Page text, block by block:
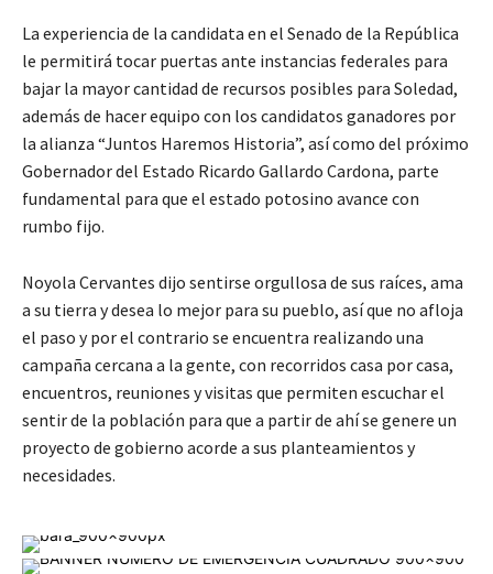
La experiencia de la candidata en el Senado de la República
le permitirá tocar puertas ante instancias federales para
bajar la mayor cantidad de recursos posibles para Soledad,
además de hacer equipo con los candidatos ganadores por
la alianza “Juntos Haremos Historia”, así como del próximo
Gobernador del Estado Ricardo Gallardo Cardona, parte
fundamental para que el estado potosino avance con
rumbo fijo.
Noyola Cervantes dijo sentirse orgullosa de sus raíces, ama
a su tierra y desea lo mejor para su pueblo, así que no afloja
el paso y por el contrario se encuentra realizando una
campaña cercana a la gente, con recorridos casa por casa,
encuentros, reuniones y visitas que permiten escuchar el
sentir de la población para que a partir de ahí se genere un
proyecto de gobierno acorde a sus planteamientos y
necesidades.